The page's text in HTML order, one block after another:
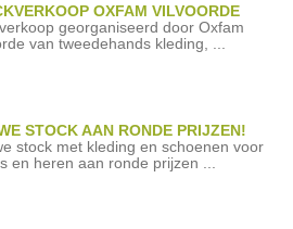
OXFAM VILVOORDE
georganiseerd door Oxfam
van tweedehands kleding, ...
STOCK AAN RONDE PRIJZEN!
stock met kleding en schoenen voor
en heren aan ronde prijzen ...